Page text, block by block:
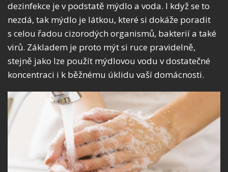
dezinfekce je v podstatě mýdlo a voda. I když se to
nezdá, tak mýdlo je látkou, které si dokáže poradit
s celou řadou cizorodých organismů, bakterií a také
virů. Základem je proto mýt si ruce pravidelně,
stejně jako lze použít mýdlovou vodu v dostatečné
koncentraci i k běžnému úklidu vaší domácnosti.